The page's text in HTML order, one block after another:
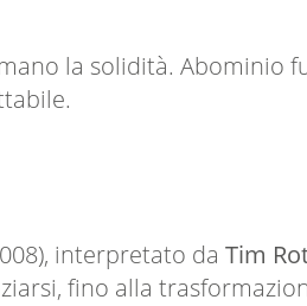
la solidità. Abominio
interpretato da Tim
fino alla